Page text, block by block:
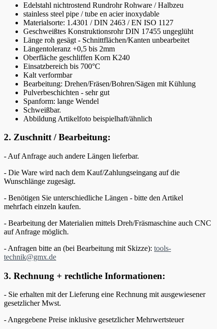
Edelstahl nichtrostend Rundrohr Rohware / Halbzeu
stainless steel pipe / tube en acier inoxydable
Materialsorte: 1.4301 / DIN 2463 / EN ISO 1127
Geschweißtes Konstruktionsrohr DIN 17455 ungeglüht
Länge roh gesägt - Schnittflächen/Kanten unbearbeitet
Längentoleranz +0,5 bis 2mm
Oberfläche geschliffen Korn K240
Einsatzbereich bis 700°C
Kalt verformbar
Bearbeitung: Drehen/Fräsen/Bohren/Sägen mit Kühlung
Pulverbeschichten - sehr gut
Spanform: lange Wendel
Schweißbar.
Abbildung Artikelfoto beispielhaft/ähnlich
2. Zuschnitt / Bearbeitung:
- Auf Anfrage auch andere Längen lieferbar.
- Die Ware wird nach dem Kauf/Zahlungseingang auf die
Wunschlänge zugesägt.
- Benötigen Sie unterschiedliche Längen - bitte den Artikel
mehrfach einzeln kaufen.
- Bearbeitung der Materialien mittels Dreh/Fräsmaschine auch CNC
auf Anfrage möglich.
- Anfragen bitte an (bei Bearbeitung mit Skizze): tools-
technik@gmx.de
3. Rechnung + rechtliche Informationen:
- Sie erhalten mit der Lieferung eine Rechnung mit ausgewiesener
gesetzlicher Mwst.
- Angegebene Preise inklusive gesetzlicher Mehrwertsteuer